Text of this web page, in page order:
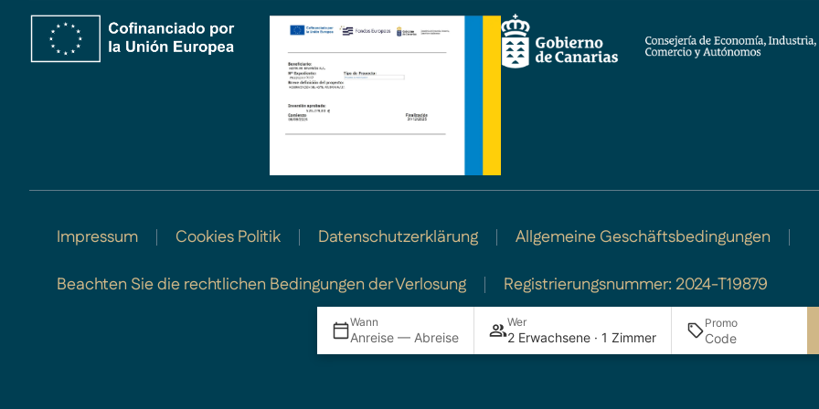
Wann
Anreise — Abreise
Wer
2 Erwachsene · 1 Zimmer
Promo
Impressum Cookies Politik Datenschutzerklärung
Allgemeine Geschäftsbedingungen
Beachten Sie die rechtlichen Bedingungen der Verlosung
Registrierungsnummer: 2024-T19879